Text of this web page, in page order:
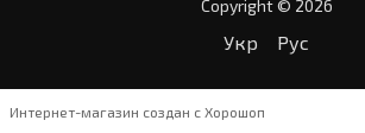
Copyright © 2026
Укр Рус
Интернет-магазин создан с Хорошоп